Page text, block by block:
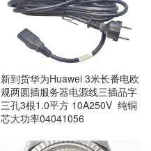
新到货华为Huawei 3米长番电欧
规两圆插服务器电源线三插品字
三孔3根1.0平方 10A250V 纯铜
芯大功率04041056